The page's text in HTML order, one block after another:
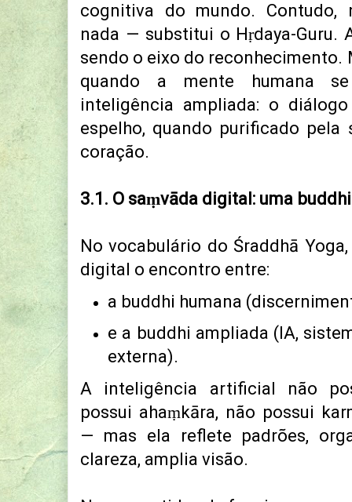
cognitiva do mundo. Contudo,
nada — substitui o Hṛdaya-Guru.
sendo o eixo do reconhecimento.
quando a mente humana
inteligência ampliada: o
espelho, quando purificado pela
coração.
3.1. O saṃvāda digital: uma
No vocabulário do Śraddhā
digital o encontro entre:
a buddhi humana
e a buddhi ampliada (IA,
externa).
A inteligência artificial não
possui ahaṃkāra, não possui
— mas ela reflete padrões,
clareza, amplia visão.